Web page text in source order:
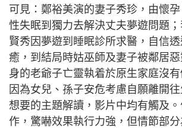
可見：鄭裕美演的妻子秀珍，由懷
性失眠到獨力去解決丈夫夢遊問題
賢秀因夢遊到睡眠診所求醫，自信
癒，到結局時姑巫師及妻子被鄰居
身的老爺子亡靈執着於原生家庭沒
因為女兒、孫子安危考慮自願離開
想要的主題解讀，影片中均有觸及
作，驚嚇效果執行力強，但情節部